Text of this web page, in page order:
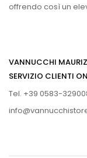
offrendo così un
VANNUCCHI
SERVIZIO CLIENTI
Tel. +39 0583-